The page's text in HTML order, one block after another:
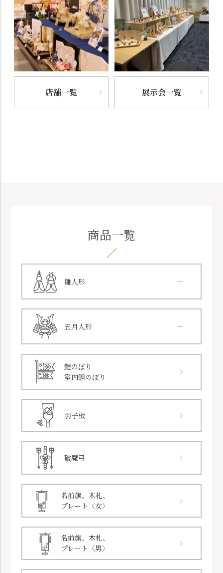
店舗一覧 展示会一覧
商品一覧
雛人形
五月人形
鯉のぼり
室内鯉のぼり
羽子板
破魔弓
名前旗、木札、
プレート〈女〉
名前旗、木札、
プレート〈男〉